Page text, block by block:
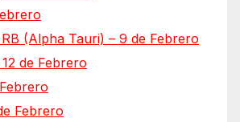
(Alpha Tauri) – 9 de Febrero
de Febrero
Febrero